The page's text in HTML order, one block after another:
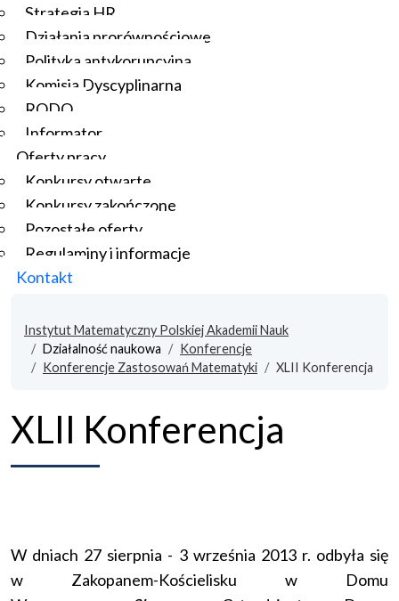
Strategia HR
Działania prorównościowe
Polityka antykorupcyjna
Komisja Dyscyplinarna
RODO
Informator
Oferty pracy
Konkursy otwarte
Konkursy zakończone
Pozostałe oferty
Regulaminy i informacje
Kontakt
Instytut Matematyczny Polskiej Akademii Nauk
Działalność naukowa
Konferencje
Konferencje Zastosowań Matematyki
XLII Konferencja
XLII Konferencja
W dniach 27 sierpnia - 3 września 2013 r. odbyła się
w Zakopanem-Kościelisku w Domu